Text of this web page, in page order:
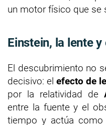
un motor físico que se
Einstein, la lente
El descubrimiento no
decisivo: el efecto de
por la relatividad de
entre la fuente y el
tiempo y actúa como